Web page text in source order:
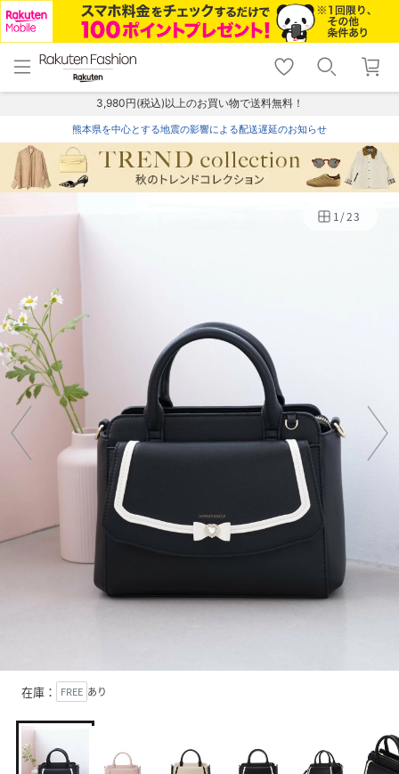
menu home
トップ
shopping_cart lock_outline
ログイン
3,980円(税込)以上のお買い物で送料無料！
熊本県を中心とする地震の影響による配送遅延のお知らせ
1/23
在庫： FREE あり